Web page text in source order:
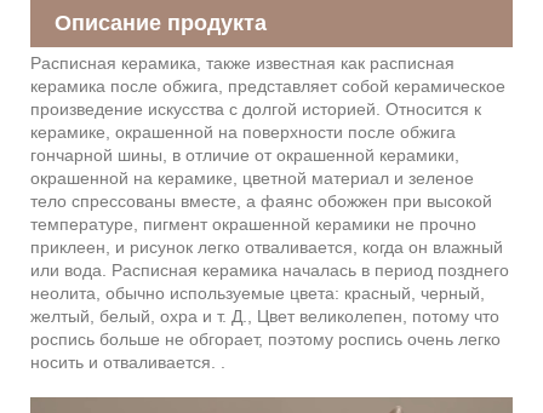
Описание продукта
Расписная керамика, также известная как расписная
керамика после обжига, представляет собой керамическое
произведение искусства с долгой историей. Относится к
керамике, окрашенной на поверхности после обжига
гончарной шины, в отличие от окрашенной керамики,
окрашенной на керамике, цветной материал и зеленое
тело спрессованы вместе, а фаянс обожжен при высокой
температуре, пигмент окрашенной керамики не прочно
приклеен, и рисунок легко отваливается, когда он влажный
или вода. Расписная керамика началась в период позднего
неолита, обычно используемые цвета: красный, черный,
желтый, белый, охра и т. Д., Цвет великолепен, потому что
роспись больше не обгорает, поэтому роспись очень легко
носить и отваливается. .